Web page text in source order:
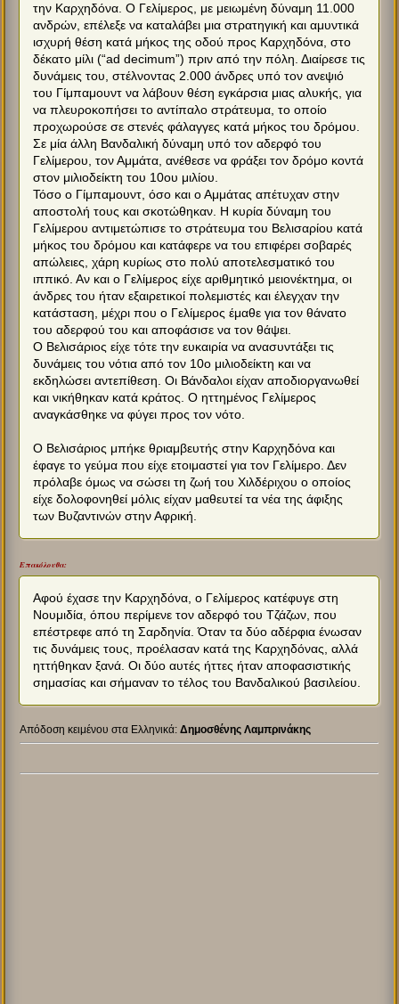
την Καρχηδόνα. Ο Γελίμερος, με μειωμένη δύναμη 11.000
ανδρών, επέλεξε να καταλάβει μια στρατηγική και αμυντικά
ισχυρή θέση κατά μήκος της οδού προς Καρχηδόνα, στο
δέκατο μίλι (“ad decimum”) πριν από την πόλη. Διαίρεσε τις
δυνάμεις του, στέλνοντας 2.000 άνδρες υπό τον ανεψιό
του Γίμπαμουντ να λάβουν θέση εγκάρσια μιας αλυκής, για
να πλευροκοπήσει το αντίπαλο στράτευμα, το οποίο
προχωρούσε σε στενές φάλαγγες κατά μήκος του δρόμου.
Σε μία άλλη Βανδαλική δύναμη υπό τον αδερφό του
Γελίμερου, τον Αμμάτα, ανέθεσε να φράξει τον δρόμο κοντά
στον μιλιοδείκτη του 10ου μιλίου.
Τόσο ο Γίμπαμουντ, όσο και ο Αμμάτας απέτυχαν στην
αποστολή τους και σκοτώθηκαν. Η κυρία δύναμη του
Γελίμερου αντιμετώπισε το στράτευμα του Βελισαρίου κατά
μήκος του δρόμου και κατάφερε να του επιφέρει σοβαρές
απώλειες, χάρη κυρίως στο πολύ αποτελεσματικό του
ιππικό. Αν και ο Γελίμερος είχε αριθμητικό μειονέκτημα, οι
άνδρες του ήταν εξαιρετικοί πολεμιστές και έλεγχαν την
κατάσταση, μέχρι που ο Γελίμερος έμαθε για τον θάνατο
του αδερφού του και αποφάσισε να τον θάψει.
Ο Βελισάριος είχε τότε την ευκαιρία να ανασυντάξει τις
δυνάμεις του νότια από τον 10ο μιλιοδείκτη και να
εκδηλώσει αντεπίθεση. Οι Βάνδαλοι είχαν αποδιοργανωθεί
και νικήθηκαν κατά κράτος. Ο ηττημένος Γελίμερος
αναγκάσθηκε να φύγει προς τον νότο.
Ο Βελισάριος μπήκε θριαμβευτής στην Καρχηδόνα και
έφαγε το γεύμα που είχε ετοιμαστεί για τον Γελίμερο. Δεν
πρόλαβε όμως να σώσει τη ζωή του Χιλδέριχου ο οποίος
είχε δολοφονηθεί μόλις είχαν μαθευτεί τα νέα της άφιξης
των Βυζαντινών στην Αφρική.
Επακόλουθα:
Αφού έχασε την Καρχηδόνα, ο Γελίμερος κατέφυγε στη
Νουμιδία, όπου περίμενε τον αδερφό του Τζάζων, που
επέστρεφε από τη Σαρδηνία. Όταν τα δύο αδέρφια ένωσαν
τις δυνάμεις τους, προέλασαν κατά της Καρχηδόνας, αλλά
ηττήθηκαν ξανά. Οι δύο αυτές ήττες ήταν αποφασιστικής
σημασίας και σήμαναν το τέλος του Βανδαλικού βασιλείου.
Απόδοση κειμένου στα Ελληνικά:Δημοσθένης Λαμπρινάκης